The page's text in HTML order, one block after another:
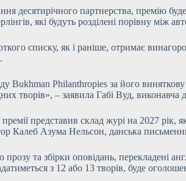
десятирічного партнерства, премію
які будуть розділені порівну між
списку, як і раніше, отримає
Philanthropies за його виняткову
творів», – заявила Габі Вуд, виконавча
представив склад журі на 2027
Калеб Азума Нельсон, данська
та збірки оповідань, перекладені
з 12 або 13 творів, буде